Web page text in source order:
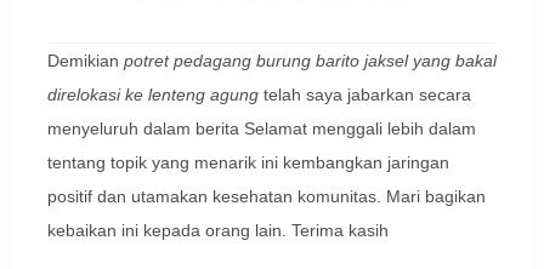
Demikian potret pedagang burung barito jaksel yang bakal
direlokasi ke lenteng agungtelah saya jabarkan secara
menyeluruh dalam berita Selamat menggali lebih dalam
tentang topik yang menarik ini kembangkan jaringan
positif dan utamakan kesehatan komunitas. Mari bagikan
kebaikan ini kepada orang lain. Terima kasih